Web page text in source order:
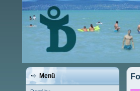
Menü